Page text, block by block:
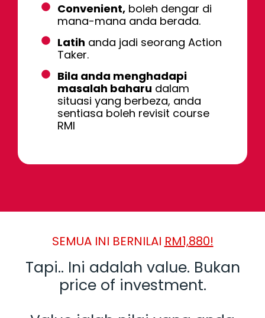
Convenient,boleh dengar di
mana-mana anda berada.
Latih anda jadi seorang Action
Taker.
Bila anda menghadapi
masalah baharu dalam
situasi yang berbeza, anda
sentiasa boleh revisit course
RMI
SEMUA INI BERNILAI RM1,880!
Tapi.. Ini adalah value. Bukan
price of investment.